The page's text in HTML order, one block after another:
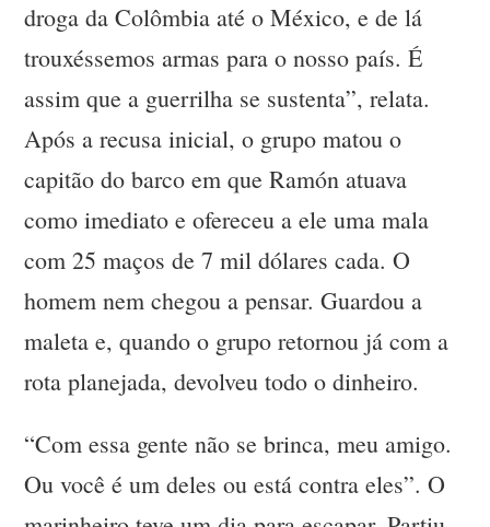
droga da Colômbia até o México, e de lá
trouxéssemos armas para o nosso país. É
assim que a guerrilha se sustenta”, relata.
Após a recusa inicial, o grupo matou o
capitão do barco em que Ramón atuava
como imediato e ofereceu a ele uma mala
com 25 maços de 7 mil dólares cada. O
homem nem chegou a pensar. Guardou a
maleta e, quando o grupo retornou já com a
rota planejada, devolveu todo o dinheiro.
“Com essa gente não se brinca, meu amigo.
Ou você é um deles ou está contra eles”. O